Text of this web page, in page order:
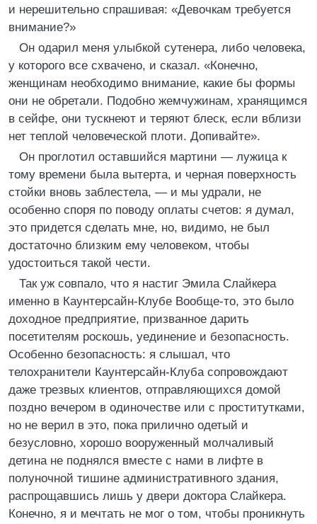
и нерешительно спрашивая: «Девочкам требуется
внимание?»
Он одарил меня улыбкой сутенера, либо человека,
у которого все схвачено, и сказал. «Конечно,
женщинам необходимо внимание, какие бы формы
они не обретали. Подобно жемчужинам, хранящимся
в сейфе, они тускнеют и теряют блеск, если вблизи
нет теплой человеческой плоти. Допивайте».
Он проглотил оставшийся мартини — лужица к
тому времени была вытерта, и черная поверхность
стойки вновь заблестела, — и мы удрали, не
особенно споря по поводу оплаты счетов: я думал,
это придется сделать мне, но, видимо, не был
достаточно близким ему человеком, чтобы
удостоиться такой чести.
Так уж совпало, что я настиг Эмила Слайкера
именно в Каунтерсайн-Клубе Вообще-то, это было
доходное предприятие, призванное дарить
посетителям роскошь, уединение и безопасность.
Особенно безопасность: я слышал, что
телохранители Каунтерсайн-Клуба сопровождают
даже трезвых клиентов, отправляющихся домой
поздно вечером в одиночестве или с проститутками,
но не верил в это, пока прилично одетый и
безусловно, хорошо вооруженный молчаливый
детина не поднялся вместе с нами в лифте в
полуночной тишине административного здания,
распрощавшись лишь у двери доктора Слайкера.
Конечно, я и мечтать не мог о том, чтобы проникнуть